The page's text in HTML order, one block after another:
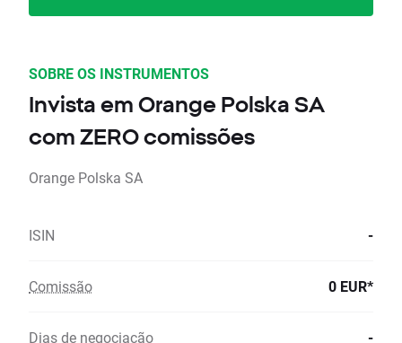
SOBRE OS INSTRUMENTOS
Invista em Orange Polska SA
com ZERO comissões
Orange Polska SA
ISIN -
Comissão 0 EUR*
Dias de negociação -